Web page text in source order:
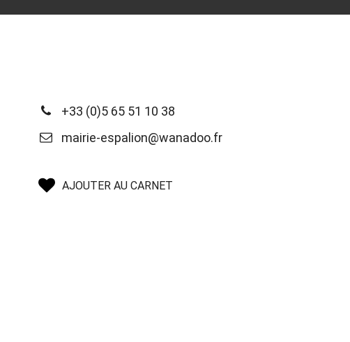
+33 (0)5 65 51 10 38
mairie-espalion@wanadoo.fr
AJOUTER AU CARNET